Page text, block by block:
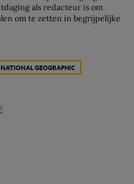
als redacteur is om
om te zetten in begrijpelijke
GEOGRAPHIC